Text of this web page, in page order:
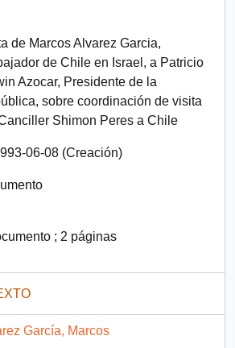
de Marcos Alvarez Garcia,
de Chile en Israel, a Patricio
Azocar, Presidente de la
sobre coordinación de visita
Shimon Peres a Chile
06-08 (Creación)
; 2 páginas
García, Marcos